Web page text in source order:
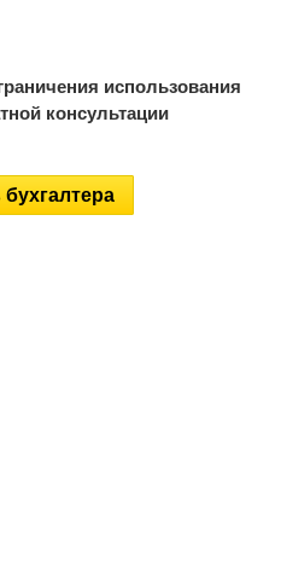
использования
консультации